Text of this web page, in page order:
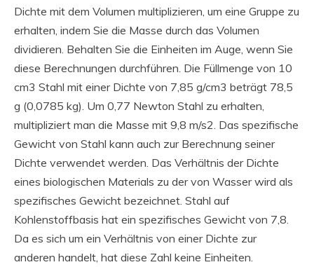
Dichte mit dem Volumen multiplizieren, um eine Gruppe zu
erhalten, indem Sie die Masse durch das Volumen
dividieren. Behalten Sie die Einheiten im Auge, wenn Sie
diese Berechnungen durchführen. Die Füllmenge von 10
cm3 Stahl mit einer Dichte von 7,85 g/cm3 beträgt 78,5
g (0,0785 kg). Um 0,77 Newton Stahl zu erhalten,
multipliziert man die Masse mit 9,8 m/s2. Das spezifische
Gewicht von Stahl kann auch zur Berechnung seiner
Dichte verwendet werden. Das Verhältnis der Dichte
eines biologischen Materials zu der von Wasser wird als
spezifisches Gewicht bezeichnet. Stahl auf
Kohlenstoffbasis hat ein spezifisches Gewicht von 7,8.
Da es sich um ein Verhältnis von einer Dichte zur
anderen handelt, hat diese Zahl keine Einheiten.